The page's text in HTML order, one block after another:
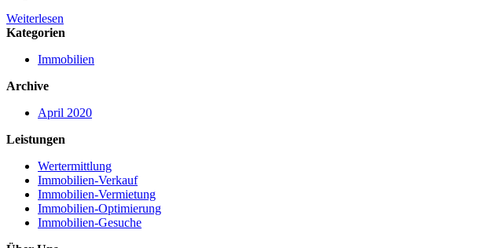
Weiterlesen
Kategorien
Immobilien
Archive
April 2020
Leistungen
Wertermittlung
Immobilien-Verkauf
Immobilien-Vermietung
Immobilien-Optimierung
Immobilien-Gesuche